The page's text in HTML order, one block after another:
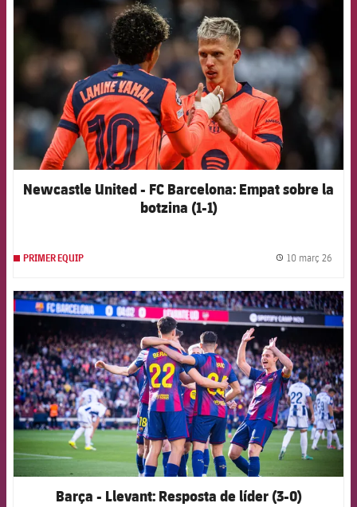
Newcastle United - FC Barcelona: Empat sobre la
botzina (1-1)
PRIMER EQUIP 10 març 26
FCB Barcelona badge
Barça - Llevant: Resposta de líder (3-0)